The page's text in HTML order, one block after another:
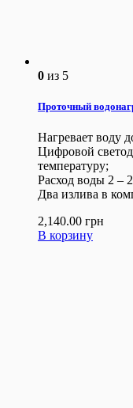
0 из 5
Проточный
Нагревает воду
Цифровой
температуру;
Расход воды 2 –
Два излива в
2,140.00 грн
В корзину